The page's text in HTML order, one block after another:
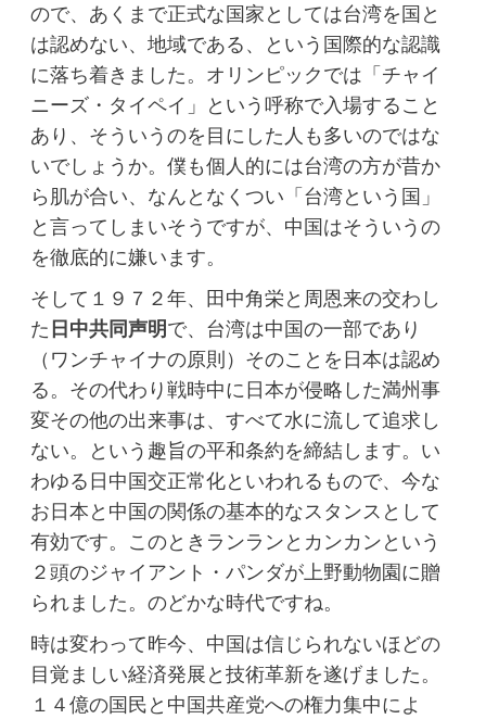
ので、あくまで正式な国家としては台湾を国と
は認めない、地域である、という国際的な認識
に落ち着きました。オリンピックでは「チャイ
ニーズ・タイペイ」という呼称で入場すること
あり、そういうのを目にした人も多いのではな
いでしょうか。僕も個人的には台湾の方が昔か
ら肌が合い、なんとなくつい「台湾という国」
と言ってしまいそうですが、中国はそういうの
を徹底的に嫌います。
そして１９７２年、田中角栄と周恩来の交わし
た 日中共同声明 で、台湾は中国の一部であり
（ワンチャイナの原則）そのことを日本は認め
る。その代わり戦時中に日本が侵略した満州事
変その他の出来事は、すべて水に流して追求し
ない。という趣旨の平和条約を締結します。い
わゆる日中国交正常化といわれるもので、今な
お日本と中国の関係の基本的なスタンスとして
有効です。このときランランとカンカンという
２頭のジャイアント・パンダが上野動物園に贈
られました。のどかな時代ですね。
時は変わって昨今、中国は信じられないほどの
目覚ましい経済発展と技術革新を遂げました。
１４億の国民と中国共産党への権力集中によ